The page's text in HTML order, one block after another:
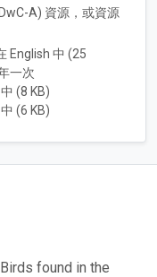
A) 資源，或資源
English 中 (25
一次
(8 KB)
(6 KB)
found in the